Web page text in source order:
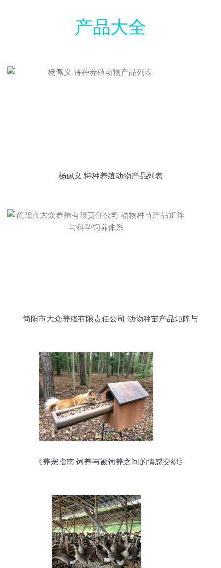
产品大全
杨佩义 特种养殖动物产品列表
简阳市大众养殖有限责任公司 动物种苗产品矩阵与
《养宠指南 饲养与被饲养之间的情感交织》